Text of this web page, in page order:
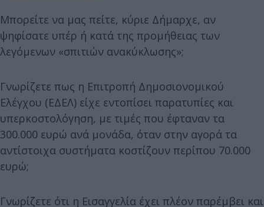
Μπορείτε να μας πείτε, κύριε Δήμαρχε, αν
ψηφίσατε υπέρ ή κατά της προμήθειας των
λεγόμενων «σπιτιών ανακύκλωσης»;
Γνωρίζετε πως η Επιτροπή Δημοσιονομικού
Ελέγχου (ΕΔΕΛ) είχε εντοπίσει παρατυπίες και
υπερκοστολόγηση, με τιμές που έφταναν τα
300.000 ευρώ ανά μονάδα, όταν στην αγορά τα
αντίστοιχα συστήματα κοστίζουν περίπου 70.000
ευρώ;
Γνωρίζετε ότι η Εισαγγελία έχει πλέον παρέμβει και